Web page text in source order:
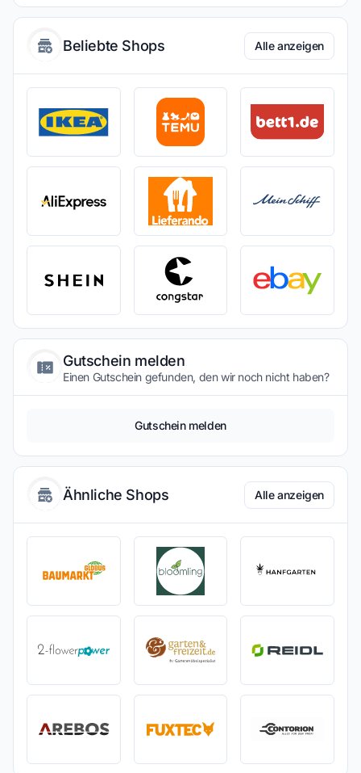
Beliebte Shops Alle anzeigen
Gutschein melden
Einen Gutschein gefunden, den wir noch nicht haben?
Gutschein melden
Ähnliche Shops Alle anzeigen